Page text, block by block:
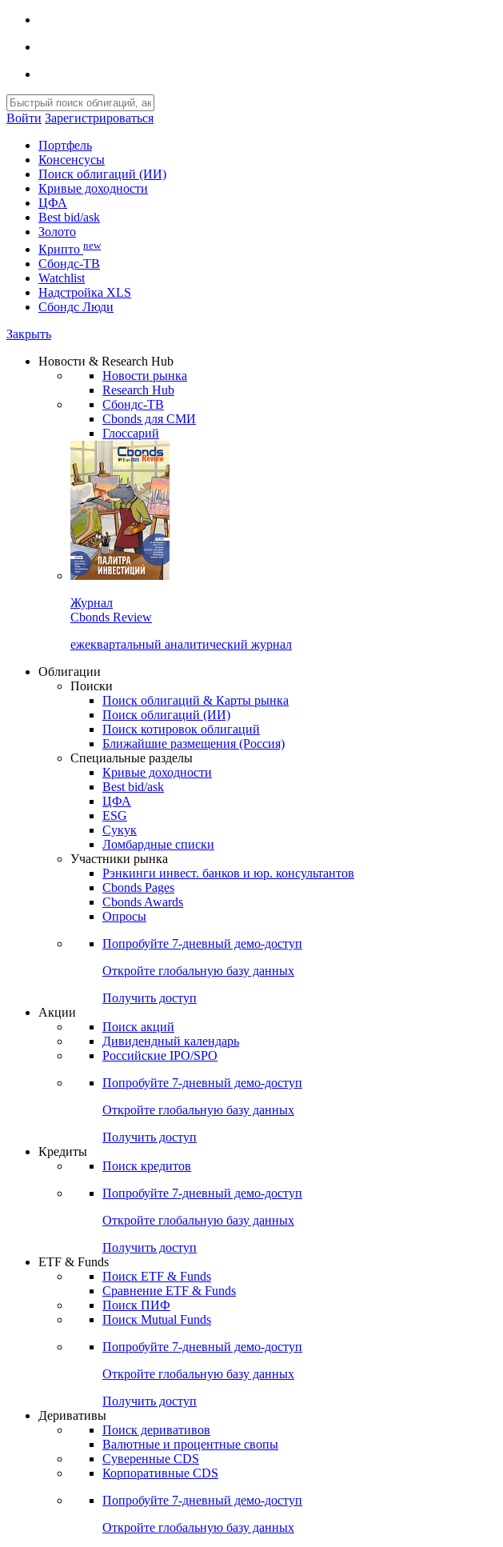
Войти Зарегистрироваться
Портфель
Консенсусы
Поиск облигаций (ИИ)
Кривые доходности
ЦФА
Best bid/ask
Золото
Крипто new
Сбондс-ТВ
Watchlist
Надстройка XLS
Сбондс Люди
Закрыть
Новости & Research Hub
Новости рынка
Research Hub
Сбондс-ТВ
Cbonds для СМИ
Глоссарий
Журнал
Cbonds Review
ежеквартальный аналитический журнал
Облигации
Поиски
Поиск облигаций & Карты рынка
Поиск облигаций (ИИ)
Поиск котировок облигаций
Ближайшие размещения (Россия)
Специальные разделы
Кривые доходности
Best bid/ask
ЦФА
ESG
Сукук
Ломбардные списки
Участники рынка
Рэнкинги инвест. банков и юр. консультантов
Cbonds Pages
Cbonds Awards
Опросы
Попробуйте 7-дневный демо-доступ
Откройте глобальную базу данных
Получить доступ
Акции
Поиск акций
Дивидендный календарь
Российские IPO/SPO
Попробуйте 7-дневный демо-доступ
Откройте глобальную базу данных
Получить доступ
Кредиты
Поиск кредитов
Попробуйте 7-дневный демо-доступ
Откройте глобальную базу данных
Получить доступ
ETF & Funds
Поиск ETF & Funds
Сравнение ETF & Funds
Поиск ПИФ
Поиск Mutual Funds
Попробуйте 7-дневный демо-доступ
Откройте глобальную базу данных
Получить доступ
Деривативы
Поиск деривативов
Валютные и процентные свопы
Суверенные CDS
Корпоративные CDS
Попробуйте 7-дневный демо-доступ
Откройте глобальную базу данных